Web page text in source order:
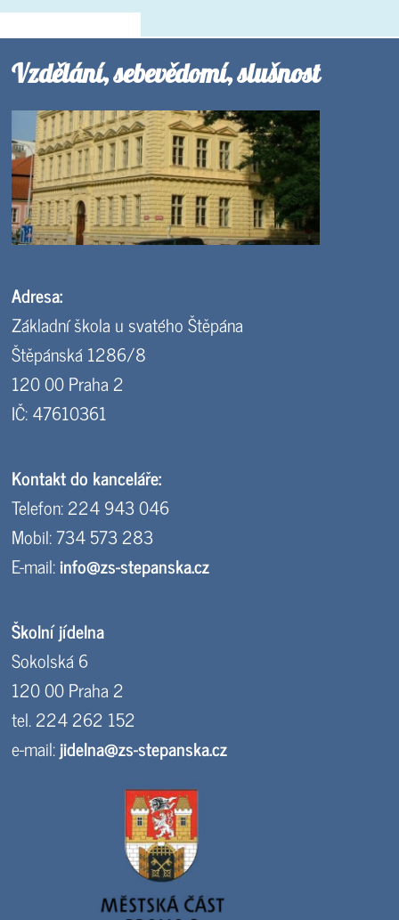
Vzdělání, sebevědomí, slušnost
Adresa:
Základní škola u svatého Štěpána
Štěpánská 1286/8
120 00 Praha 2
IČ: 47610361
Kontakt do kanceláře:
Telefon: 224 943 046
Mobil: 734 573 283
E-mail:info@zs-stepanska.cz
Školní jídelna
Sokolská 6
120 00 Praha 2
tel. 224 262 152
e-mail:jidelna@zs-stepanska.cz